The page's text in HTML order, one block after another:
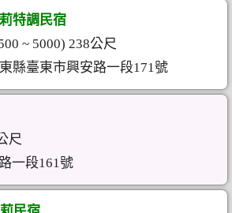
特調民宿
~ 5000) 238公尺
縣臺東市興安路一段171號
尺
一段161號